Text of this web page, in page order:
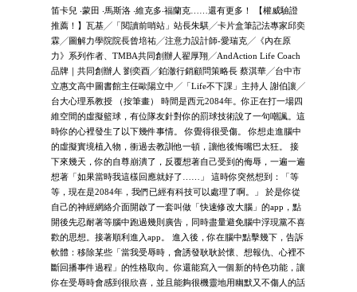
笛卡兒 ‧蒙田 ‧馬斯洛 ‧維克多‧福蘭克……還有更多！ 【權威驗證
推薦！】瓦基╱「閱讀前哨站」站長朱騏╱卡片盒筆記法專家邱奕
霖╱圖解力學院院長曾培祐╱注意力設計師-愛瑞克╱《內在原
力》系列作者、TMBA共同創辦人翟厚翔╱AndAction Life Coach
品牌｜共同創辦人 劉奕酉╱鉑澈行銷顧問策略長 蔡淇華╱台中市
立惠文高中圖書館主任歐陽立中╱「Life不下課」主持人 謝伯讓╱
台大心理系教授 （按筆畫） 時間是西元2084年。你正在打一場四
維空間的虛擬籃球，有位隊友針對你的罰球技術說了一句嘲諷。這
時你的心裡發生了以下幾件事情。 你覺得很受傷。 你想走進腦中
的虛擬實境植入物，衝過去教訓他一頓，讓他後悔嘴巴太狂。 接
下來幾天，你的自尊崩潰了，反覆想著自己受到的侮辱，一遍一遍
想著「如果當時我這樣回應就好了……」 這時你突然想到：「等
等，現在是2084年，我們已經有科技可以處理了啊。」 於是你從
自己的神經網絡介面開啟了一套叫做「快速修改大腦」的app，點
開後先忍耐著等腦中跑過幾則廣告，同時盡量避免腦中浮現黨不喜
歡的思想。接著順利進入app。 進入後，你在腦中點擊幾下，告訴
軟體：移除某些「當我受辱時，會誘發耿耿於懷、想報仇、心裡不
斷回播事件過程」的性格取向。你還能寫入一個新的特色功能，讓
你在受辱時會感到很欣喜，並且能夠很機靈地用幽默又不傷人的話